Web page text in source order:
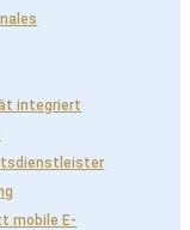
integriert
mobile E-